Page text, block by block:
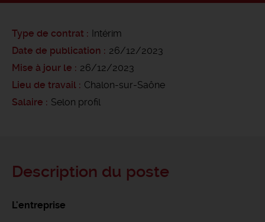
Type de contrat
Intérim
Date de publication
26/12/2023
Mise à jour le
26/12/2023
Lieu de travail
Chalon-sur-Saône
Salaire
Selon profil
Description du poste
L'entreprise